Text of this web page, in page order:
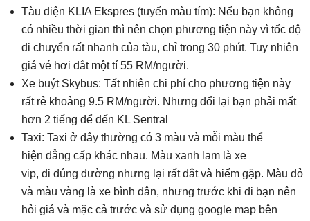
Tàu điện KLIA Ekspres (tuyến màu tím): Nếu bạn không
có nhiều thời gian thì nên chọn phương tiện này vì tốc độ
di chuyển rất nhanh của tàu, chỉ trong 30 phút. Tuy nhiên
giá vé hơi đắt một tí 55 RM/người.
Xe buýt Skybus: Tất nhiên chi phí cho phương tiện này
rất rẻ khoảng 9.5 RM/người. Nhưng đổi lại bạn phải mất
hơn 2 tiếng để đến KL Sentral
Taxi: Taxi ở đây thường có 3 màu và mỗi màu thể
hiện đẳng cấp khác nhau. Màu xanh lam là xe
vip, đi đúng đường nhưng lại rất đắt và hiếm gặp. Màu đỏ
và màu vàng là xe bình dân, nhưng trước khi đi bạn nên
hỏi giá và mặc cả trước và sử dụng google map bên